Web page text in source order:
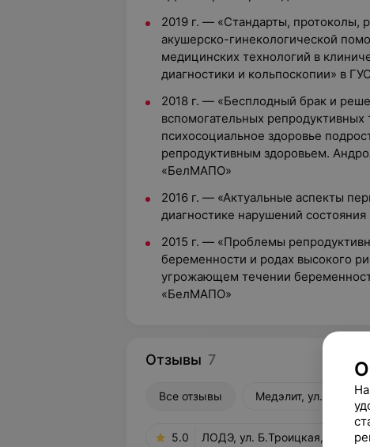
2019 г. — «Стандарты, протоколы,
акушерско-гинекологической
медицинских технологий в
диагностики и кольпоскопии» в
2018 г. — «Бесплодный брак и
вспомогательных
психосоциальное здоровье
репродуктивным здоровьем.
«БелМАПО»
2016 г. — «Актуальные аспекты
диагностике нарушений
2015 г. — «Проблемы
беременности и родах высокого
угрожающем течении
«БелМАПО»
Отзывы 7
Все отзывы Медэлит, ул.
5.0 ЛОДЭ, ул. Б.Троицкая, 51